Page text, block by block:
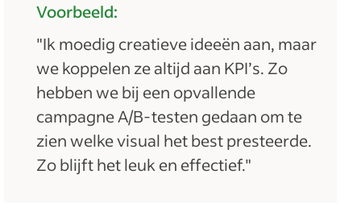
Voorbeeld:
"Ik moedig creatieve ideeën aan, maar
we koppelen ze altijd aan KPI’s. Zo
hebben we bij een opvallende
campagne A/B-testen gedaan om te
zien welke visual het best presteerde.
Zo blijft het leuk en effectief."